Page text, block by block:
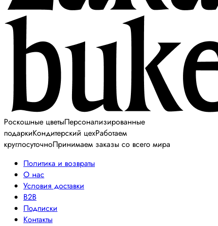
Роскошные цветыПерсонализированные
подаркиКондитерский цехРаботаем
круглосуточноПринимаем заказы со всего мира
Политика и возвраты
О нас
Условия доставки
B2B
Подписки
Контакты